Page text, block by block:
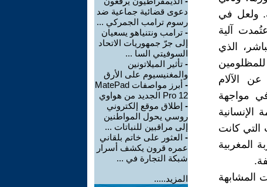
ولعل في
آلية
الذي
للمظلومين
الآلام
مواجهة
التي كانت
المغربية
المشابهة
دعوى قضائية جماعية ضد
رسوم ترامب الجمركي ...
- ترامب ونتنياهو يسعيان
إلى جرّ جمهوريات الاتحاد
السوفيتي السا ...
- تأثير الميلاتونين
والمغنيسيوم على الأرق
-
أبرز مواصفات MatePad
Pro 12 الجديد من هواوي
- إطلاق موقع إلكتروني
روسي يحول المواطنين
إلى مراقبين للنباتات ...
- العثور على خاتم بلقاني
عمره قرون يكشف أسرار
شبكة التجارة في ...
المزيد.....